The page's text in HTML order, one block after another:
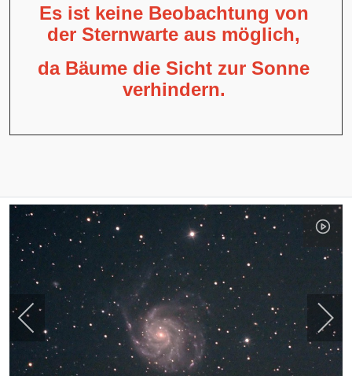
Es ist keine Beobachtung von
der Sternwarte aus möglich,
da Bäume die Sicht zur Sonne
verhindern.